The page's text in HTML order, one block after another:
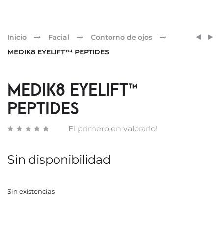
Inicio Facial
Contorno de ojos
MEDIK8 EYELIFT™ PEPTIDES
MEDIK8 EYELIFT™
PEPTIDES
El primero en valorarlo!
Sin disponibilidad
Sin existencias